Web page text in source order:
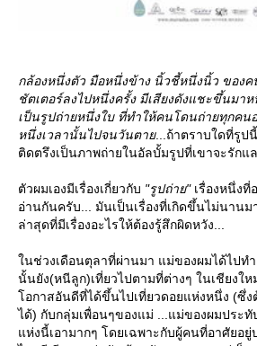
กล้องหนึ่งตัว มือหนึ่งข้าง นิ้วชี้หนึ่งนิ้ว ของ
ชัตเตอร์ลงไปหนึ่งครั้ง มีเสียงดังแชะขึ้นม
เป็นรูปถ่ายหนึ่งใบ ที่ทำให้คนโดนถ่ายทุกคนอ
หนึ่งเวลานั้นไปจนวันตา...ถ้าตราบใดที่รูป
ติดตรึงเป็นภาพถ่ายในอัลบั้มรูปที่เขาจะรัก
ตัวผมเองมีเรื่องเกี่ยวกับ "รูปถ่าย"เรื่องหนึ่งที่
อ่านกันครับ... มันเป็นเรื่องที่เกิดขึ้นไม่นานม
ล่าสุดที่มีเรื่องอะไรให้ต้องรู้สึกผิดหวัง...
นช่วงเดือนตุลาที่ผ่านมา แม่ของผมได้ไปท
นั้นยัง(หนีลูก)เที่ยวไปตามที่ต่างๆ ในเชียงให
อกาสอันดีที่ได้ขึ้นไปเที่ยวดอยแห่งหนึ่ง (ซึ่ง
ได้) กับกลุ่มเพื่อนๆของแม่ ...แม่ของผมประ
ห่งนี้เอามากๆ โดยเฉพาะกับผู้คนที่อาศัยอ